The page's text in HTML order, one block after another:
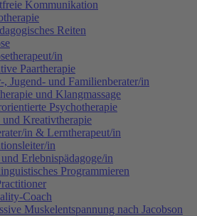
Kommunikation
Reiten
in
Paartherapie
, Jugend- und Familienberater/in
und Klangmassage
Psychotherapie
und Kreativtherapie
in & Lerntherapeut/in
in
Erlebnispädagoge/in
Programmieren
Coach
Muskelentspannung nach Jacobson